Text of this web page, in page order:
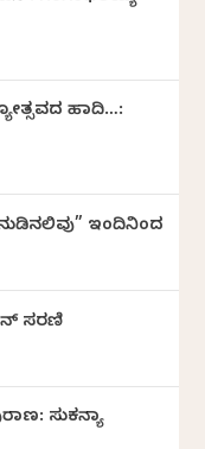
ಹಾದಿ…:
ಇಂದಿನಿಂದ
ಸರಣಿ
ಸುಕನ್ಯಾ